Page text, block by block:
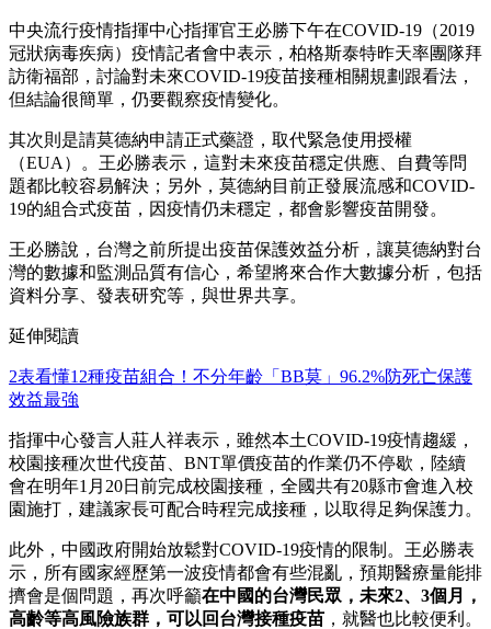
中央流行疫情指揮中心指揮官王必勝下午在COVID-19（2019
冠狀病毒疾病）疫情記者會中表示，柏格斯泰特昨天率團隊拜
訪衛福部，討論對未來COVID-19疫苗接種相關規劃跟看法，
但結論很簡單，仍要觀察疫情變化。
其次則是請莫德納申請正式藥證，取代緊急使用授權
（EUA）。王必勝表示，這對未來疫苗穩定供應、自費等問
題都比較容易解決；另外，莫德納目前正發展流感和COVID-
19的組合式疫苗，因疫情仍未穩定，都會影響疫苗開發。
王必勝說，台灣之前所提出疫苗保護效益分析，讓莫德納對台
灣的數據和監測品質有信心，希望將來合作大數據分析，包括
資料分享、發表研究等，與世界共享。
延伸閱讀
2表看懂12種疫苗組合！不分年齡「BB莫」96.2%防死亡保護
效益最強
指揮中心發言人莊人祥表示，雖然本土COVID-19疫情趨緩，
校園接種次世代疫苗、BNT單價疫苗的作業仍不停歇，陸續
會在明年1月20日前完成校園接種，全國共有20縣市會進入校
園施打，建議家長可配合時程完成接種，以取得足夠保護力。
此外，中國政府開始放鬆對COVID-19疫情的限制。王必勝表
示，所有國家經歷第一波疫情都會有些混亂，預期醫療量能排
擠會是個問題，再次呼籲在中國的台灣民眾，未來2、3個月，
高齡等高風險族群，可以回台灣接種疫苗 ，就醫也比較便利。